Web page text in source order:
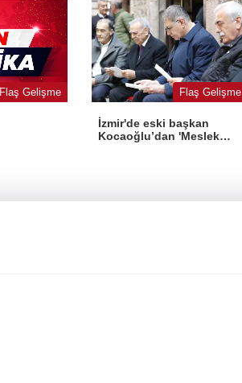
Flaş Gelişme Flaş Gelişme
İzmir'de eski başkan
Kocaoğlu’dan 'Meslek